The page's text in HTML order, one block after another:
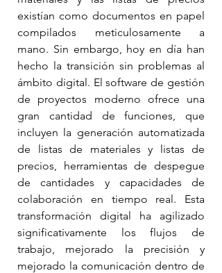
existían como documentos en papel
compilados meticulosamente a
mano. Sin embargo, hoy en día han
hecho la transición sin problemas al
ámbito digital. El software de gestión
de proyectos moderno ofrece una
gran cantidad de funciones, que
incluyen la generación automatizada
de listas de materiales y listas de
precios, herramientas de despegue
de cantidades y capacidades de
colaboración en tiempo real. Esta
transformación digital ha agilizado
significativamente los flujos de
trabajo, mejorado la precisión y
mejorado la comunicación dentro de